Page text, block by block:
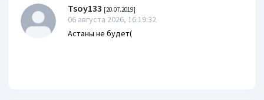
Tsoy133 [20.07.2019]
06 августа 2026, 16:19:32
Астаны не будет(